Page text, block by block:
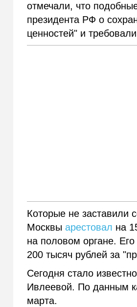
отмечали, что
президента РФ о
ценностей" и
Которые не заставили
Москвыарестовал на
на половом органе.
200 тысяч рублей за
Сегодня стало
Ивлеевой. По данным
марта.